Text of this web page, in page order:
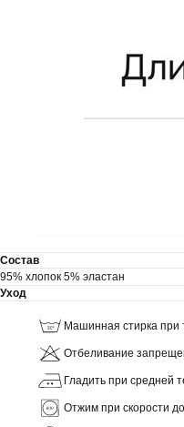
Состав
95% хлопок 5% эластан
Уход
Машинная стирка при
Отбеливание
Гладить при средней
Отжим при скорости